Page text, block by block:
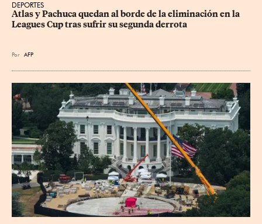
DEPORTES
Atlas y Pachuca quedan al borde de la eliminación en la
Leagues Cup tras sufrir su segunda derrota
Por AFP